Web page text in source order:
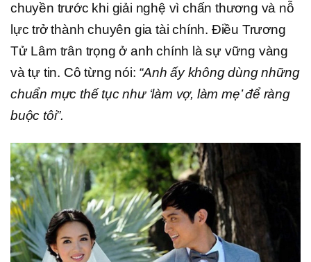
chuyền trước khi giải nghệ vì chấn thương và nỗ
lực trở thành chuyên gia tài chính. Điều Trương
Tử Lâm trân trọng ở anh chính là sự vững vàng
và tự tin. Cô từng nói: “Anh ấy không dùng những
chuẩn mực thế tục như ‘làm vợ, làm mẹ’ để ràng
buộc tôi”.